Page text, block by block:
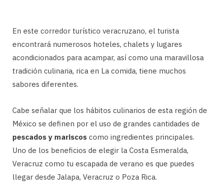
En este corredor turístico veracruzano, el turista
encontrará numerosos hoteles, chalets y lugares
acondicionados para acampar, así como una maravillosa
tradición culinaria, rica en La comida, tiene muchos
sabores diferentes.
Cabe señalar que los hábitos culinarios de esta región de
México se definen por el uso de grandes cantidades de
pescados y mariscos como ingredientes principales.
Uno de los beneficios de elegir la Costa Esmeralda,
Veracruz como tu escapada de verano es que puedes
llegar desde Jalapa, Veracruz o Poza Rica.